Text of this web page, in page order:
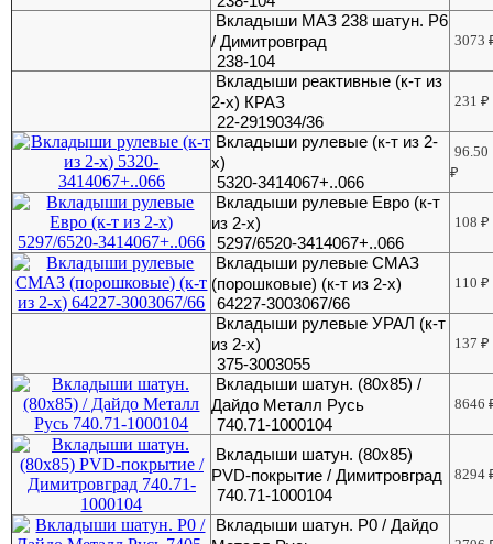
Вкладыши МАЗ 238 шатун. Р6
/ Димитровград
238-104
3073
Вкладыши реактивные (к-т из
2-х) КРАЗ
22-2919034/36
231₽
Вкладыши рулевые (к-т из 2-
х)
5320-3414067+..066
96.50
₽
Вкладыши рулевые Евро (к-т
из 2-х)
5297/6520-3414067+..066
108₽
Вкладыши рулевые СМАЗ
(порошковые) (к-т из 2-х)
64227-3003067/66
110₽
Вкладыши рулевые УРАЛ (к-т
из 2-х)
375-3003055
137₽
Вкладыши шатун. (80х85) /
Дайдо Металл Русь
740.71-1000104
8646
Вкладыши шатун. (80х85)
PVD-покрытие / Димитровград
740.71-1000104
8294
Вкладыши шатун. Р0 / Дайдо